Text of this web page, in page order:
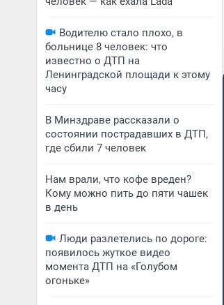
Водителю стало плохо, в
больнице 8 человек: что
известно о ДТП на
Ленинградской площади к этому
часу
В Минздраве рассказали о
состоянии пострадавших в ДТП,
где сбили 7 человек
Нам врали, что кофе вреден?
Кому можно пить до пяти чашек
в день
Люди разлетелись по дороге:
появилось жуткое видео
момента ДТП на «Голубом
огоньке»